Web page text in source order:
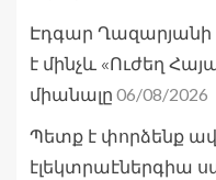
Էդգար Ղազարյանի
է մինչև «Ուժեղ
միանալը 06/08/2026
Պետք է փորձենք
էլեկտրաէներգիա